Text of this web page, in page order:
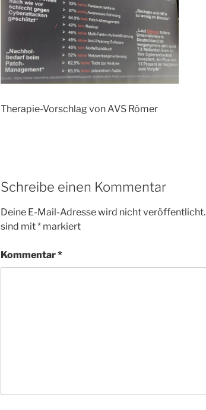
Therapie-Vorschlag von AVS Römer
Schreibe einen Kommentar
Deine E-Mail-Adresse wird nicht veröffentlicht.
sind mit* markiert
Kommentar*